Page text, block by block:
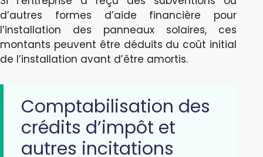
d’autres formes d’aide financière pour
l’installation des panneaux solaires, ces
montants peuvent être déduits du coût initial
de l’installation avant d’être amortis.
Comptabilisation des
crédits d’impôt et
autres incitations